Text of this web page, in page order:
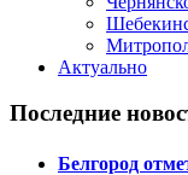
Актуально
Последние
Белгород